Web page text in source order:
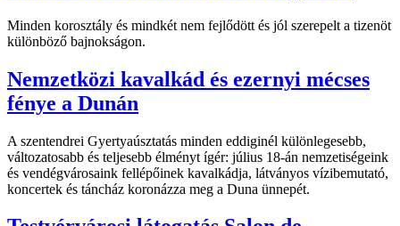
Minden korosztály és mindkét nem fejlődött és jól szerepelt a tizenöt
különböző bajnokságon.
Nemzetközi kavalkád és ezernyi mécses
fénye a Dunán
A szentendrei Gyertyaúsztatás minden eddiginél különlegesebb,
változatosabb és teljesebb élményt ígér: július 18-án nemzetiségeink
és vendégvárosaink fellépőinek kavalkádja, látványos vízibemutató,
koncertek és táncház koronázza meg a Duna ünnepét.